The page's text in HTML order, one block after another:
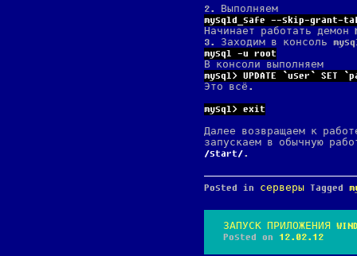
2. Выполняем
mysqld_safe --skip-grant-
Начинает работать демон
3. Заходим в консоль
mysql -u root
В консоли выполняем
mysql> UPDATE `user` SET
Это всё.
mysql> exit
Далее возвращаем к
запускаем в обычную
start
.
Posted in серверы Tagged
ЗАПУСК ПРИЛОЖЕНИЯ
Posted on 12.02.12